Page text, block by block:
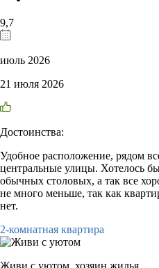
9,7
июль 2026
21 июля 2026
Достоинства:
Удобное расположение, рядом
центральные улицы. Хотелось
обычных столовых, а так все
не много меньше, так как
нет.
2-комнатная квартира
Живи с уютом, хозяин жилья